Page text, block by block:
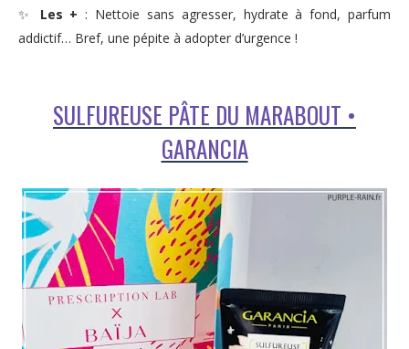
✨ Les + : Nettoie sans agresser, hydrate à fond, parfum
addictif… Bref, une pépite à adopter d’urgence !
SULFUREUSE PÂTE DU MARABOUT •
GARANCIA